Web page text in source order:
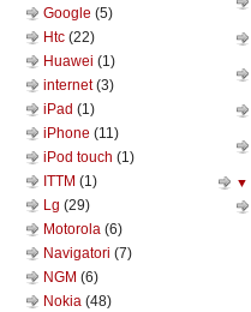
Google (5)
Htc (22)
Huawei (1)
internet(3)
iPad (1)
iPhone (11)
iPod touch (1)
ITTM (1)
Lg (29)
Motorola (6)
Navigatori (7)
NGM (6)
Nokia (48)
▼